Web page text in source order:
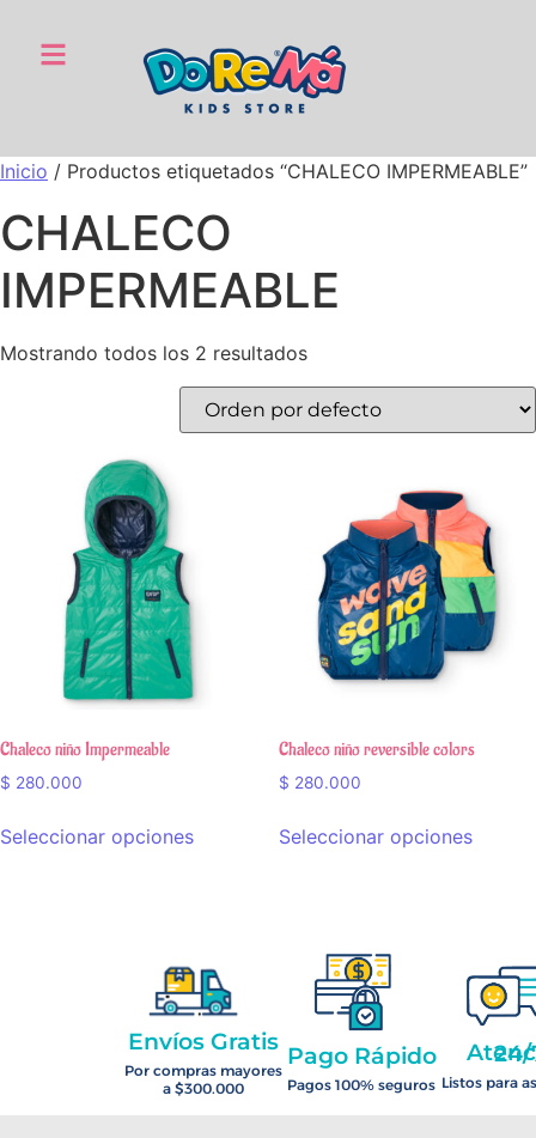
Inicio / Productos etiquetados “CHALECO IMPERMEABLE”
CHALECO
IMPERMEABLE
Mostrando todos los 2 resultados
Chaleco niño Impermeable
$ 280.000
Seleccionar opciones
Chaleco niño reversible colors
$ 280.000
Seleccionar opciones
Envíos Gratis
Por compras mayores
a $300.000
Pago Rápido
Pagos 100% seguros
Atención
Listos para